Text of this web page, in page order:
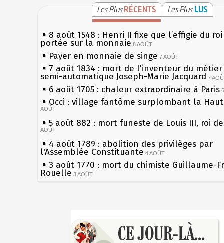
Les PlusRÉCENTS Les Plus LUS
8 août 1548 : Henri II fixe que l’effigie du
portée sur la monnaie 8 AOÛT
Payer en monnaie de singe 7 AOÛT
7 août 1834 : mort de l'inventeur du
semi-automatique Joseph-Marie Jacquard 7
6 août 1705 : chaleur extraordinaire à Paris
Occi : village fantôme surplombant la
AOÛT
5 août 882 : mort funeste de Louis III, roi
AOÛT
4 août 1789 : abolition des privilèges par
l'Assemblée Constituante 4 AOÛT
3 août 1770 : mort du chimiste Guillaume-
Rouelle 3 AOÛT
Musée Jean de La Fontaine : réouverture
1er août 1589 : Henri III est poignardé à
par Jacques Clément, moine jacobin 1ER AOÛT
les siècles
27 mai 1610 : supplice de François
du roi Henri IV